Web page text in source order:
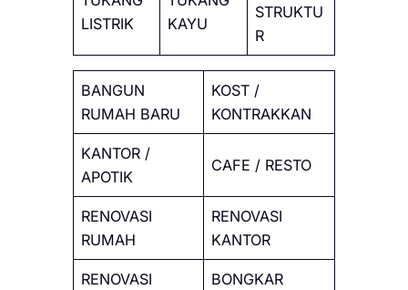
LISTRIK
KAYU
STRUKTU
R
BANGUN
RUMAH BARU
KOST /
KONTRAKKAN
KANTOR /
APOTIK
CAFE / RESTO
RENOVASI
RUMAH
RENOVASI
KANTOR
RENOVASI
BONGKAR